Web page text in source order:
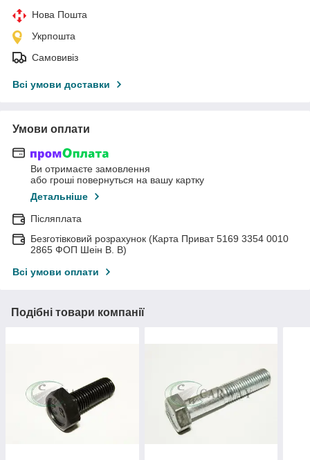
Нова Пошта
Укрпошта
Самовивіз
Всі умови доставки
Умови оплати
Ви отримаєте замовлення
або гроші повернуться на вашу картку
Детальніше
Післяплата
Безготівковий розрахунок (Карта Приват 5169 3354 0010
2865 ФОП Шеін В. В)
Всі умови оплати
Подібні товари компанії